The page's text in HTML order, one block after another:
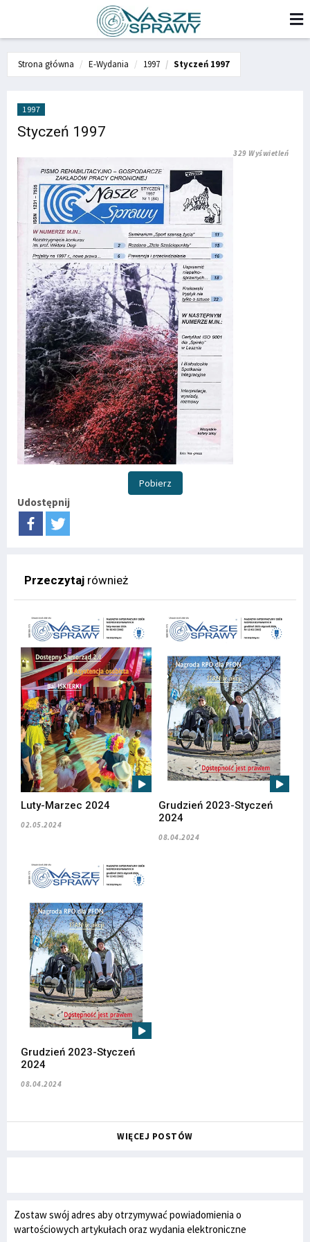
Strona główna E-Wydania 1997 Styczeń 1997
1997
Styczeń 1997
329 Wyświetleń
Pobierz
Udostępnij
Przeczytaj również
Luty-Marzec 2024
02.05.2024
Grudzień 2023-Styczeń
2024
08.04.2024
Grudzień 2023-Styczeń
2024
08.04.2024
WIĘCEJ POSTÓW
Zostaw swój adres aby otrzymywać powiadomienia o
wartościowych artykułach oraz wydania elektroniczne